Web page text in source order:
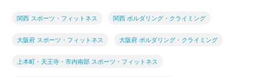
関西 スポーツ・フィットネス 関西 ボルダリング・クライミング
大阪府 スポーツ・フィットネス 大阪府 ボルダリング・クライミング
上本町・天王寺・市内南部 スポーツ・フィットネス